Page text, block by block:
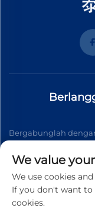
Bergabunglah
We value
We use cookies
If you don't want to
cookies.